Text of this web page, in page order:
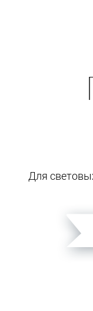
Для